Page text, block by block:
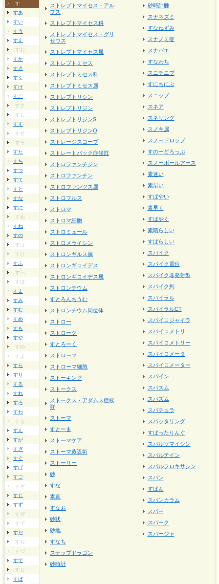
す
すあ
すい
すう
すえ
すお
すか
すき
すく
すけ
すこ
すさ
すし
すす
すせ
すそ
すた
すち
すつ
すて
すと
すな
すに
すぬ
すね
すの
すは
すひ
すふ
すへ
すほ
すま
すみ
すむ
すめ
すも
すや
すゆ
すよ
すら
すり
する
すれ
すろ
すわ
すを
すん
すが
すぎ
すぐ
すげ
すご
すざ
すじ
すず
すぜ
すぞ
すだ
すぢ
すづ
すで
すど
すば
ストレプトマイセス・アル
ブス
ストレプトマイセス科
ストレプトマイセス・グリ
セウス
ストレプトマイセス属
ストレプトミセス
ストレプトミセス科
ストレプトミセス属
ストレプトリシン
ストレプトリジン
ストレプトリジンS
ストレプトリジンO
ストレージスコープ
ストレートバック症候群
ストロファンチジン
ストロファンチン
ストロファンツス属
ストロフルス
ストロマ
ストロマ細胞
ストロミュール
ストロメライシン
ストロンギルス属
ストロンギロイデス
ストロンギロイデス属
ストロンチウム
すとろんちうむ
ストロンチウム同位体
ストロー
ストローク
すとろーく
ストローマ
ストローマ細胞
ストーキング
ストークス
ストークス・アダムス症候
群
ストーマ
すとーま
ストーマケア
ストーマ造設術
ストーリー
砂
すな
素直
すなお
砂状
砂地
すなち
スナップドラゴン
砂時計
砂時計腫
スナネズミ
すなねずみ
スナノミ症
スナバエ
すなわち
スニチニブ
すにちにぶ
スニップ
スネア
スネリング
スノキ属
スノードロップ
すのーどろっぷ
スノーボールアース
素速い
素早い
すばやい
素早く
すばやく
素晴らしい
すばらしい
スパイク
スパイク電位
スパイク非発射型
スパイク列
スパイラル
スパイラルCT
スパイロジャイラ
スパイロメトリ
スパイロメトリー
スパイロメータ
スパイロメーター
スパイン
スパスム
スパズム
スパチュラ
スパッタリング
すぱったりんぐ
スパルソマイシン
スパルテイン
スパルフロキサシン
スパン
すぱん
スパンカラム
スパー
スパーク
スパージャ